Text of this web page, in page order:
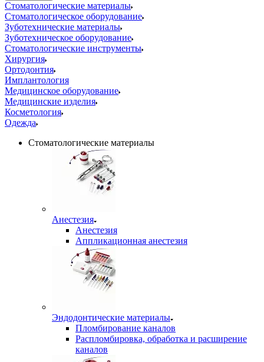
Стоматологические материалы
Стоматологическое оборудование
Зуботехнические материалы
Зуботехническое оборудование
Стоматологические инструменты
Хирургия
Ортодонтия
Имплантология
Медицинское оборудование
Медицинские изделия
Косметология
Одежда
Стоматологические материалы
Анестезия
Анестезия
Аппликационная анестезия
Эндодонтические материалы
Пломбирование каналов
Распломбировка, обработка и расширение
каналов